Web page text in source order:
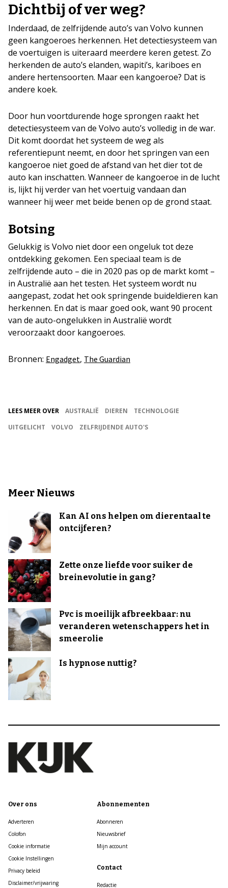
Dichtbij of ver weg?
Inderdaad, de zelfrijdende auto’s van Volvo kunnen
geen kangoeroes herkennen. Het detectiesysteem van
de voertuigen is uiteraard meerdere keren getest. Zo
herkenden de auto’s elanden, wapiti’s, kariboes en
andere hertensoorten. Maar een kangoeroe? Dat is
andere koek.
Door hun voortdurende hoge sprongen raakt het
detectiesysteem van de Volvo auto’s volledig in de war.
Dit komt doordat het systeem de weg als
referentiepunt neemt, en door het springen van een
kangoeroe niet goed de afstand van het dier tot de
auto kan inschatten. Wanneer de kangoeroe in de lucht
is, lijkt hij verder van het voertuig vandaan dan
wanneer hij weer met beide benen op de grond staat.
Botsing
Gelukkig is Volvo niet door een ongeluk tot deze
ontdekking gekomen. Een speciaal team is de
zelfrijdende auto – die in 2020 pas op de markt komt –
in Australië aan het testen. Het systeem wordt nu
aangepast, zodat het ook springende buideldieren kan
herkennen. En dat is maar goed ook, want 90 procent
van de auto-ongelukken in Australië wordt
veroorzaakt door kangoeroes.
Bronnen: Engadget, The Guardian
LEES MEER OVER AUSTRALIË DIEREN
TECHNOLOGIE
UITGELICHT
VOLVO ZELFRIJDENDE AUTO'S
Meer Nieuws
Kan AI ons helpen om dierentaal te
ontcijferen?
Zette onze liefde voor suiker de
breinevolutie in gang?
Pvc is moeilijk afbreekbaar: nu
veranderen wetenschappers het in
smeerolie
Is hypnose nuttig?
Over ons
Adverteren
Colofon
Cookie informatie
Cookie Instellingen
Privacy beleid
Disclaimer/vrijwaring
Abonnementen
Abonneren
Nieuwsbrief
Mijn account
Contact
Redactie